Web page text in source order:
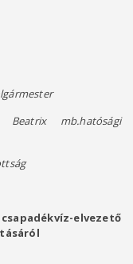
mb.hatósági
elvezető